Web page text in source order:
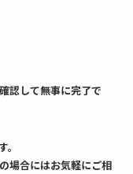
認して無事に完了で
場合にはお気軽にご相